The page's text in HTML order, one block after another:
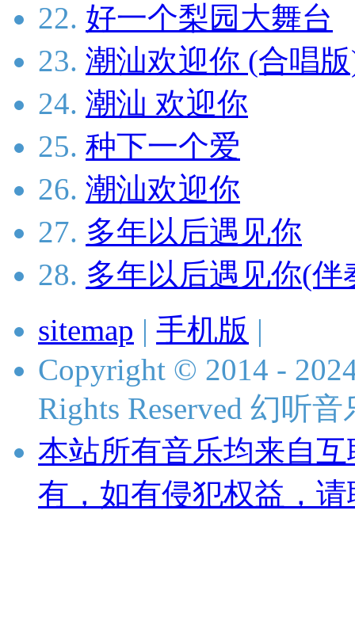
22. 好一个梨园大舞台
23. 潮汕欢迎你 (合唱
24. 潮汕 欢迎你
25. 种下一个爱
26. 潮汕欢迎你
27. 多年以后遇见你
28. 多年以后遇见你(伴
sitemap | 手机版 |
Copyright © 2014 -
Rights Reserved 幻听
本站所有音乐均来自
有，如有侵犯权益，